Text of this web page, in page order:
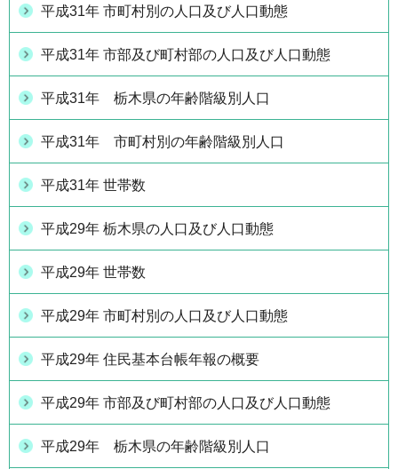
平成31年 市町村別の人口及び人口動態
平成31年 市部及び町村部の人口及び人口動態
平成31年 栃木県の年齢階級別人口
平成31年 市町村別の年齢階級別人口
平成31年 世帯数
平成29年 栃木県の人口及び人口動態
平成29年 世帯数
平成29年 市町村別の人口及び人口動態
平成29年 住民基本台帳年報の概要
平成29年 市部及び町村部の人口及び人口動態
平成29年 栃木県の年齢階級別人口